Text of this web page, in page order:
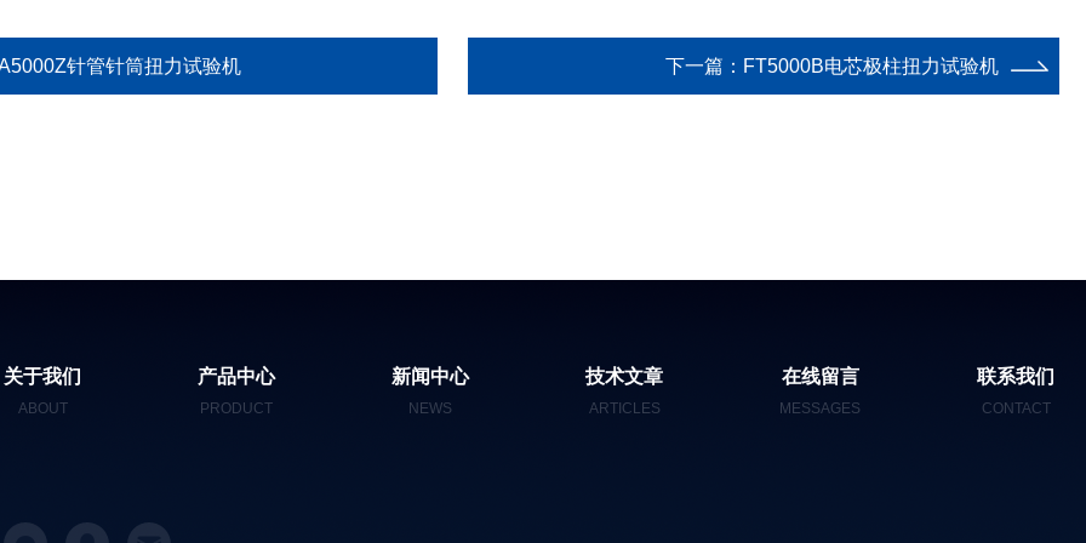
针管针筒扭力试验机 下一篇： FT5000B电芯极柱扭力试验机
关于我们
ABOUT
产品中心
PRODUCT
新闻中心
NEWS
技术文章
ARTICLES
在线留言
MESSAGES
联系我们
CONTACT